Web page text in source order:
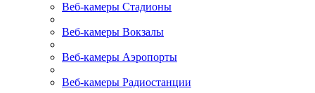
Веб-камеры Стадионы
Веб-камеры Вокзалы
Веб-камеры Аэропорты
Веб-камеры Радиостанции